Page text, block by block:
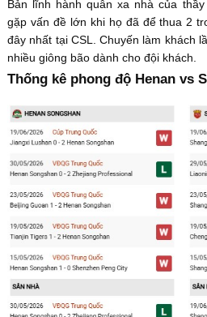
Bản lĩnh hành quân xa nhà của
gặp vấn đề lớn khi họ đã để thua 2
đây nhất tại CSL. Chuyến làm khách
nhiều giông bão dành cho đội khách.
Thống kê phong độ Henan vs